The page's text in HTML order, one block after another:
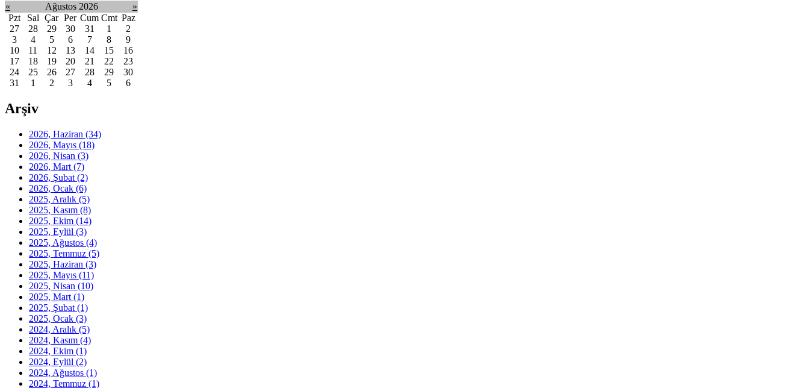
« Ağustos 2026
»
Pzt
Sal Çar Per Cum Cmt Paz
27
28 29 30 31 1
2
3
4 5 6 7 8
9
10
11 12 13 14 15
16
17
18 19 20 21 22
23
24
25 26 27 28 29
30
31
1 2 3 4 5 6
Arşiv
2026, Haziran (34)
2026, Mayıs (18)
2026, Nisan (3)
2026, Mart (7)
2026, Şubat (2)
2026, Ocak (6)
2025, Aralık (5)
2025, Kasım (8)
2025, Ekim (14)
2025, Eylül (3)
2025, Ağustos (4)
2025, Temmuz (5)
2025, Haziran (3)
2025, Mayıs (11)
2025, Nisan (10)
2025, Mart (1)
2025, Şubat (1)
2025, Ocak (3)
2024, Aralık (5)
2024, Kasım (4)
2024, Ekim (1)
2024, Eylül (2)
2024, Ağustos (1)
2024, Temmuz (1)